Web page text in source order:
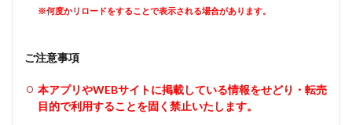
※何度かリロードをすることで表示される場合があります。
ご注意事項
本アプリやWEBサイトに掲載している情報をせどり・転売
目的で利用することを固く禁止いたします。